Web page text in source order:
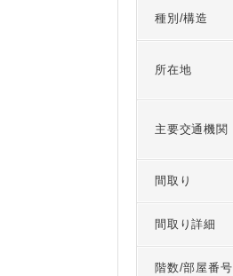
種別/構造
所在地
主要交通機関
間取り
間取り詳細
階数/部屋番号